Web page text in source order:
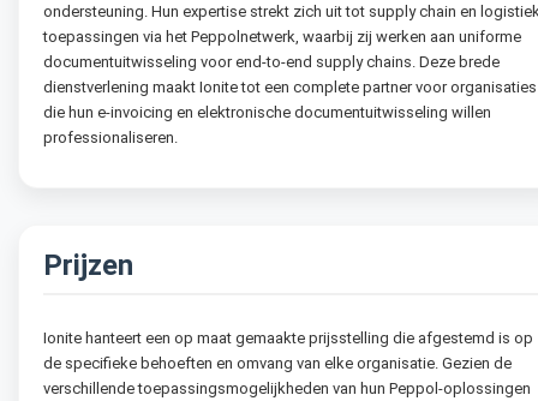
ondersteuning. Hun expertise strekt zich uit tot supply chain en
toepassingen via het Peppolnetwerk, waarbij zij werken aan uniforme
documentuitwisseling voor end-to-end supply chains. Deze brede
dienstverlening maakt Ionite tot een complete partner voor organisaties
die hun e-invoicing en elektronische documentuitwisseling willen
professionaliseren.
Prijzen
Ionite hanteert een op maat gemaakte prijsstelling die afgestemd is op
de specifieke behoeften en omvang van elke organisatie. Gezien de
verschillende toepassingsmogelijkheden van hun Peppol-oplossingen